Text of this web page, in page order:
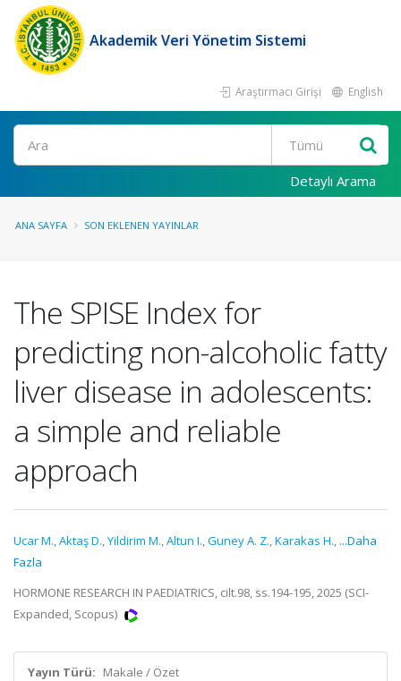
Akademik Veri Yönetim Sistemi
Araştırmacı Girişi English
Ara
Detaylı Arama
ANA SAYFA SON EKLENEN YAYINLAR
The SPISE Index for
predicting non-alcoholic fatty
liver disease in adolescents:
a simple and reliable
approach
Ucar M.,Aktaş D.,Yildirim M.,Altun I.,Guney A. Z.,Karakas H., ...Daha
Fazla
HORMONE RESEARCH IN PAEDIATRICS, cilt.98, ss.194-195, 2025 (SCI-
Expanded, Scopus)
Yayın Türü: Makale / Özet